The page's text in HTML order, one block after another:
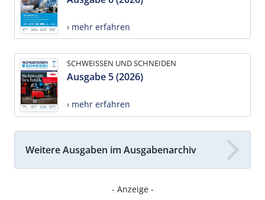
› mehr erfahren
SCHWEISSEN UND SCHNEIDEN
Ausgabe 5 (2026)
› mehr erfahren
Weitere Ausgaben im Ausgabenarchiv
- Anzeige -